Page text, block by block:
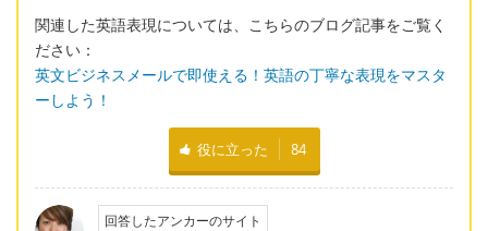
関連した英語表現については、こちらのブログ記事をご覧く
ださい：
英文ビジネスメールで即使える！英語の丁寧な表現をマスタ
ーしよう！
役に立った 84
回答したアンカーのサイト